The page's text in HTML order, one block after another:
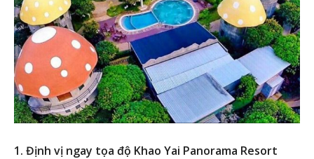
1. Định vị ngay tọa độ Khao Yai Panorama Resort